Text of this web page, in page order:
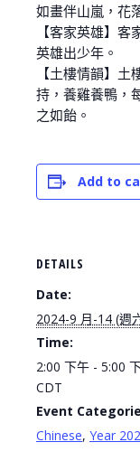
如畫伴山嵐，花
【客家英雄】
英雄出少年。
【土樓情韻】
持，養雞養鴨，
之如飴。
Add to
DETAILS
Date:
2024-9 月-14 (週
Time:
2:00 下午 - 5:00
CDT
Event
Chinese, Year